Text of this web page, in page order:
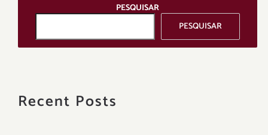
PESQUISAR
PESQUISAR
Recent Posts